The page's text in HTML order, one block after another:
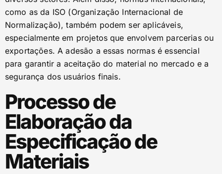
como as da ISO (Organização Internacional de
Normalização), também podem ser aplicáveis,
especialmente em projetos que envolvem parcerias ou
exportações. A adesão a essas normas é essencial
para garantir a aceitação do material no mercado e a
segurança dos usuários finais.
Processo de
Elaboração da
Especificação de
Materiais